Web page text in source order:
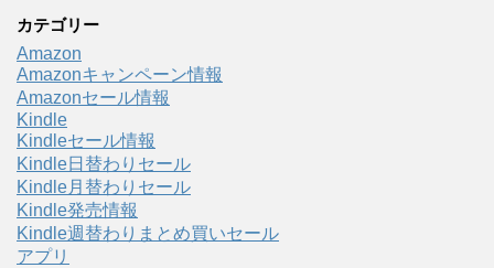
カテゴリー
Amazon
Amazonキャンペーン情報
Amazonセール情報
Kindle
Kindleセール情報
Kindle日替わりセール
Kindle月替わりセール
Kindle発売情報
Kindle週替わりまとめ買いセール
アプリ